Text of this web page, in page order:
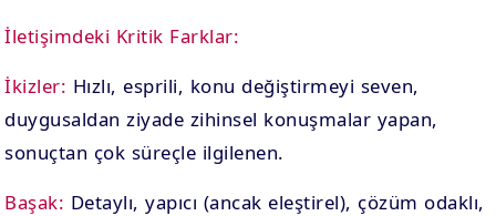
İletişimdeki Kritik Farklar:
İkizler: Hızlı, esprili, konu değiştirmeyi seven,
duygusaldan ziyade zihinsel konuşmalar yapan,
sonuçtan çok süreçle ilgilenen.
Başak: Detaylı, yapıcı (ancak eleştirel), çözüm odaklı,